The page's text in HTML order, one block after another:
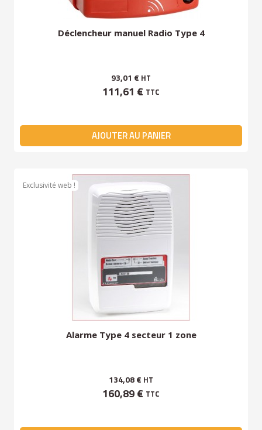
Déclencheur manuel Radio Type 4
93,01 € HT
111,61 € TTC
AJOUTER AU PANIER
Exclusivité web !
Alarme Type 4 secteur 1 zone
134,08 € HT
160,89 € TTC